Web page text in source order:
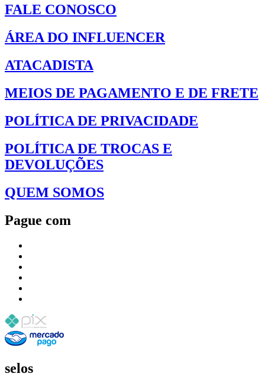
FALE CONOSCO
ÁREA DO INFLUENCER
ATACADISTA
MEIOS DE PAGAMENTO E DE FRETE
POLÍTICA DE PRIVACIDADE
POLÍTICA DE TROCAS E
DEVOLUÇÕES
QUEM SOMOS
Pague com
selos